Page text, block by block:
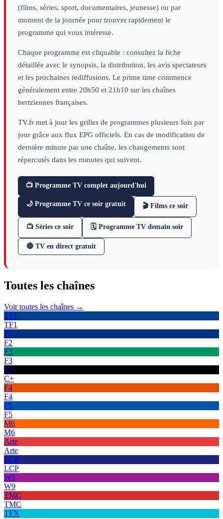
(films, séries, sport, documentaires, jeunesse) ou par
moment de la journée pour trouver rapidement le
programme qui vous intéresse.
Chaque programme est cliquable : consultez la fiche
détaillée avec le synopsis, la distribution, les avis spectateurs
et les prochaines rediffusions. Le prime time commence
généralement entre 20h50 et 21h10 sur les chaînes
hertziennes françaises.
TV.fr met à jour les grilles de programmes plusieurs fois par
jour grâce aux flux EPG officiels. En cas de modification de
dernière minute par une chaîne, les changements sont
répercutés dans les minutes qui suivent.
📺 Programme TV complet aujourd'hui
🌙 Programme TV ce soir gratuit 🎬 Films ce soir
📺 Séries ce soir 🗓 Programme TV demain soir
🔴 TV en direct gratuit
Toutes les chaînes
Voir toutes les chaînes →
TF1
TF1
F2
F2
F3
F3
C+
C+
F4
F4
F5
F5
M6
M6
Arte
Arte
LCP
LCP
W9
W9
TMC
TMC
TFX